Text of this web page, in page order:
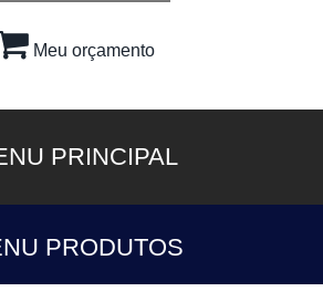
Meu orçamento